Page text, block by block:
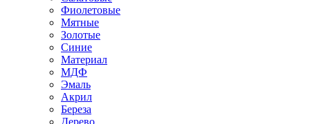
Фиолетовые
Мятные
Золотые
Синие
Материал
МДФ
Эмаль
Акрил
Береза
Дерево